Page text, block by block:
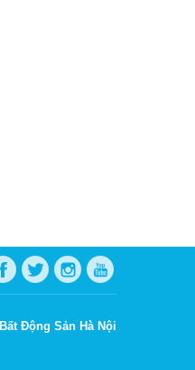
Bất Động Sản Hà Nội